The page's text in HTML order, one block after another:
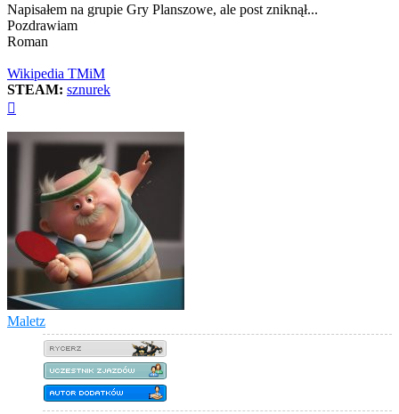
Napisałem na grupie Gry Planszowe, ale post zniknął...
Pozdrawiam
Roman
Wikipedia TMiM
STEAM: sznurek
Maletz